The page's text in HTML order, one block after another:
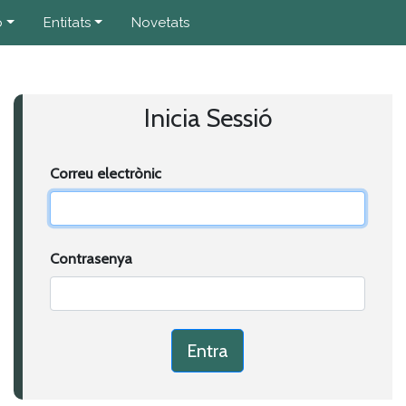
Entitats Novetats
Inicia Sessió
Correu electrònic
Contrasenya
Entra